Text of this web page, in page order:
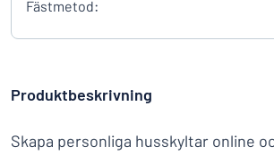
Fästmetod:
Produktbeskrivning
Skapa personliga husskyltar online